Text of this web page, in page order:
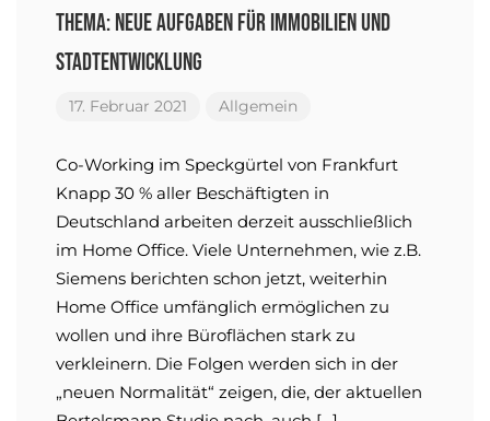
Thema: Neue Aufgaben für Immobilien und
Stadtentwicklung
17. Februar 2021 Allgemein
Co-Working im Speckgürtel von Frankfurt
Knapp 30 % aller Beschäftigten in
Deutschland arbeiten derzeit ausschließlich
im Home Office. Viele Unternehmen, wie z.B.
Siemens berichten schon jetzt, weiterhin
Home Office umfänglich ermöglichen zu
wollen und ihre Büroflächen stark zu
verkleinern. Die Folgen werden sich in der
„neuen Normalität“ zeigen, die, der aktuellen